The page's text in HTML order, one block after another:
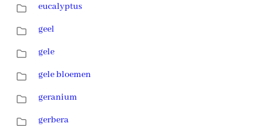
eucalyptus
geel
gele
gele bloemen
geranium
gerbera